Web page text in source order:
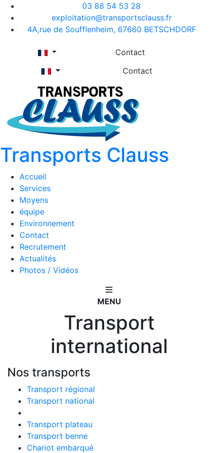
03 88 54 53 28
exploitation@transportsclauss.fr
4A,rue de Soufflenheim, 67660 BETSCHDORF
Contact
Contact
Transports Clauss
Accueil
Services
Moyens
équipe
Environnement
Contact
Recrutement
Actualités
Photos / Vidéos
MENU
Transport
international
Nos transports
Transport régional
Transport national
Transport plateau
Transport benne
Chariot embarqué